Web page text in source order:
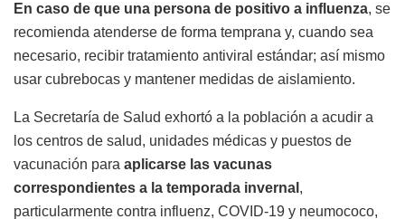
En caso de que una persona de positivo a influenza, se
recomienda atenderse de forma temprana y, cuando sea
necesario, recibir tratamiento antiviral estándar; así mismo
usar cubrebocas y mantener medidas de aislamiento.
La Secretaría de Salud exhortó a la población a acudir a
los centros de salud, unidades médicas y puestos de
vacunación para aplicarse las vacunas
correspondientes a la temporada invernal ,
particularmente contra influenz, COVID-19 y neumococo,